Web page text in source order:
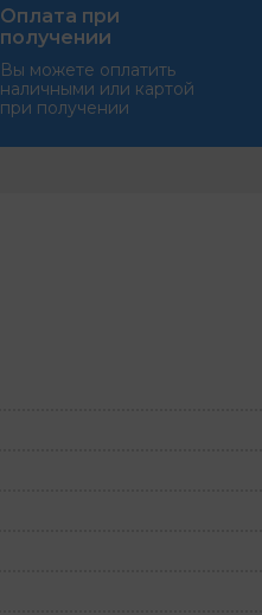
Оплата при
получении
Вы можете оплатить
наличными или картой
при получении